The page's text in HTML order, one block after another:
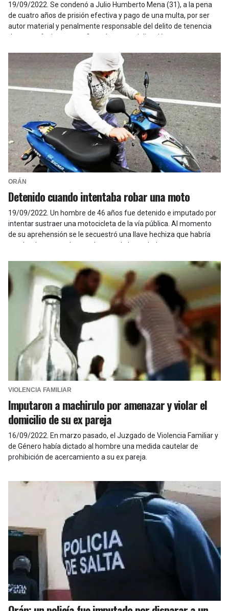
19/09/2022 Se condenó a Julio Humberto Mena (31), a la pena
de cuatro años de prisión efectiva y pago de una multa, por ser
autor material y penalmente responsable del delito de tenencia
de estupefacientes con fines de comercialización.
ORÁN
Detenido cuando intentaba robar una moto
19/09/2022 Un hombre de 46 años fue detenido e imputado por
intentar sustraer una motocicleta de la vía pública. Al momento
de su aprehensión se le secuestró una llave hechiza que habría
empleado para poder apoderarse de los rodados.
VIOLENCIA FAMILIAR
Imputaron a machirulo por amenazar y violar el
domicilio de su ex pareja
16/09/2022 En marzo pasado, el Juzgado de Violencia Familiar y
de Género había dictado al hombre una medida cautelar de
prohibición de acercamiento a su ex pareja.